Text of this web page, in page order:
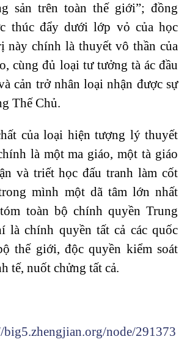
sản trên toàn thế giới”; đồng
thúc đẩy dưới lớp vỏ của học
này chính là thuyết vô thần của
cùng đủ loại tư tưởng tà ác đầu
cản trở nhân loại nhận được sự
Thế Chủ.
của loại hiện tượng lý thuyết
là một ma giáo, một tà giáo
và triết học đấu tranh làm cốt
mình một dã tâm lớn nhất
toàn bộ chính quyền Trung
là chính quyền tất cả các quốc
thế giới, độc quyền kiểm soát
tế, nuốt chửng tất cả.
big5.zhengjian.org/node/291373